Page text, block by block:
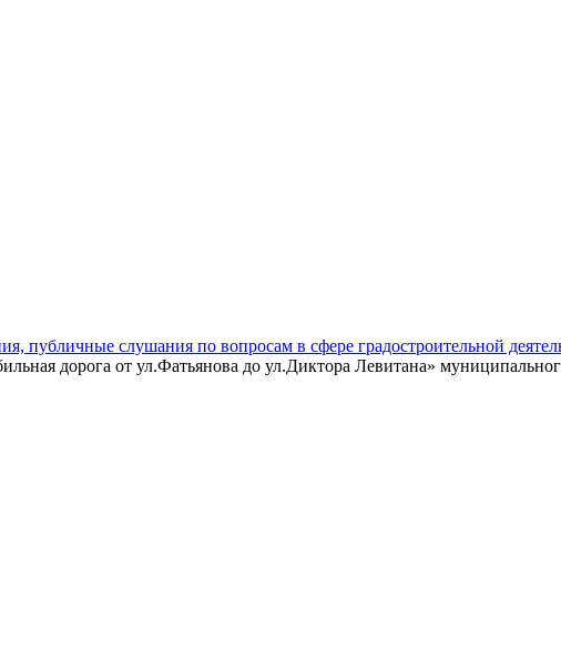
публичные слушания по вопросам в сфере градостроительной
дорога от ул.Фатьянова до ул.Диктора Левитана»